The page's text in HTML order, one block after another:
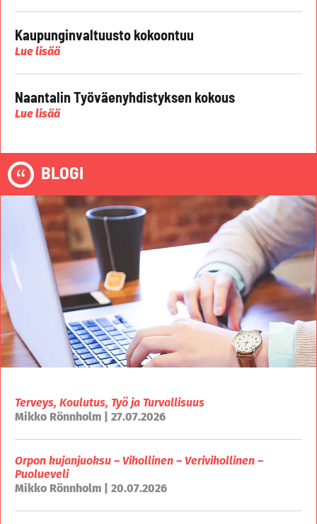
Kaupunginvaltuusto kokoontuu
Lue lisää
Naantalin Työväenyhdistyksen kokous
Lue lisää
BLOGI
Terveys, Koulutus, Työ ja Turvallisuus
Mikko Rönnholm | 27.07.2026
Orpon kujanjuoksu – Vihollinen – Verivihollinen –
Puolueveli
Mikko Rönnholm | 20.07.2026